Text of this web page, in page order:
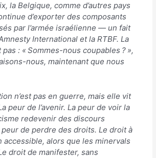
la Belgique, comme d’autres pays
d’exporter des composants
par l’armée israélienne — un fait
International et la RTBF. La
pas : « Sommes-nous coupables ? »,
nous, maintenant que nous
n’est pas en guerre, mais elle vit
peur de l’avenir. La peur de voir la
redevenir des discours
de perdre des droits. Le droit à
accessible, alors que les minervals
droit de manifester, sans